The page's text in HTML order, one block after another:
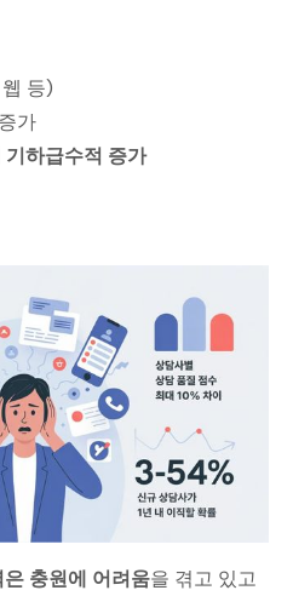
등)
가
기하급수적 증가
충원에 어려움을 겪고 있고